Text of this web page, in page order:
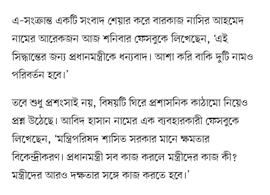
এ–সংক্রান্ত একটি সংবাদ শেয়ার করে বারকাজ নাসির আহমেদ
নামের আরেকজন আজ শনিবার ফেসবুকে লিখেছেন, ‘এই
সিদ্ধান্তের জন্য প্রধানমন্ত্রীকে ধন্যবাদ। আশা করি বাকি দুটি নামও
পরিবর্তন হবে।’
তবে শুধু প্রশংসাই নয়, বিষয়টি ঘিরে প্রশাসনিক কাঠামো নিয়েও
প্রশ্ন উঠেছে। আবিদ হাসান নামের এক ব্যবহারকারী ফেসবুকে
লিখেছেন, ‘মন্ত্রিপরিষদ শাসিত সরকার মানে ক্ষমতার
বিকেন্দ্রীকরণ। প্রধানমন্ত্রী সব কাজ করলে মন্ত্রীদের কাজ কী?
মন্ত্রীদের আরও দক্ষতার সঙ্গে কাজ করতে হবে।’